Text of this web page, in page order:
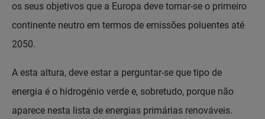
os seus objetivos que a Europa deve tornar-se o primeiro
continente neutro em termos de emissões poluentes até
2050.
A esta altura, deve estar a perguntar-se que tipo de
energia é o hidrogénio verde e, sobretudo, porque não
aparece nesta lista de energias primárias renováveis.